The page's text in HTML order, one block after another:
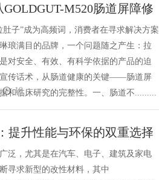
M520肠道屏障修
子”成为高频词，消费者在寻求解决方案
琅满目的品牌，一个问题随之产生：拉
对安全、有效、有科学依据的产品的迫
传话术，从肠道健康的关键——肠道屏
和临床研究的完整性。一、肠道不.........
10
提升性能与环保的双重选择
泛，尤其是在汽车、电子、建筑及家电
寻求新型的改性材料，其中